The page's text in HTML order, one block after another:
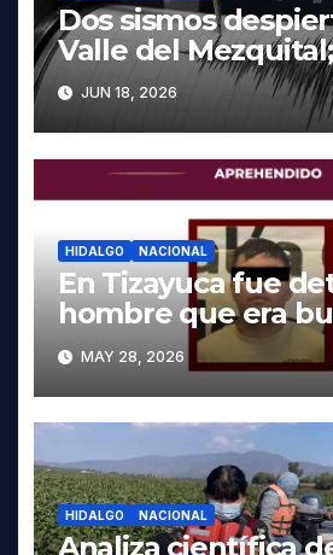
Dos sismos
Valle del
reportan daños en
JUN 18, 2026
HIDALGO NACIONAL
En Tizayuca fue
hombre que era
autoridades de
MAY 28, 2026
HIDALGO NACIONAL
Analiza científica